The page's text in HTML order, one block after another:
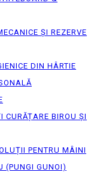
ȘI REZERVE
DIN HÂRTIE
CURĂȚARE BIROU ȘI
PENTRU MÂINI
(PUNGI GUNOI)